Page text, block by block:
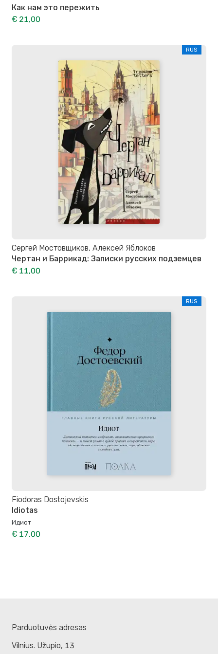
Как нам это пережить
€ 21,00
RUS
Сергей Мостовщиков, Алексей Яблоков
Чертан и Баррикад: Записки русских подземцев
€ 11,00
RUS
Fiodoras Dostojevskis
Idiotas
Идиот
€ 17,00
Parduotuvės adresas
Vilnius. Užupio, 13